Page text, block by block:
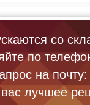
со
по
на почту:
лучшее